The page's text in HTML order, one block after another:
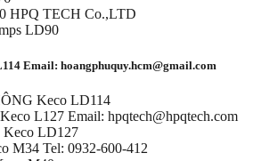
HPQ TECH Co.,LTD
LD90
Email: hoangphuquy.hcm@gmail.com
Keco LD114
L127 Email: hpqtech@hpqtech.com
LD127
M34 Tel: 0932-600-412